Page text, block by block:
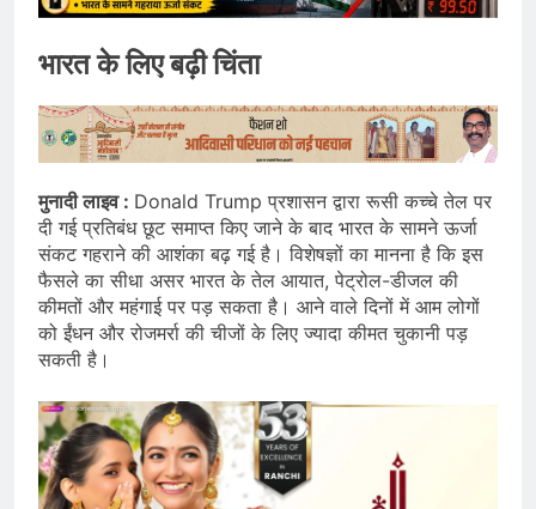
भारत के लिए बढ़ी चिंता
मुनादी लाइव : Donald Trump प्रशासन द्वारा रूसी कच्चे तेल पर
दी गई प्रतिबंध छूट समाप्त किए जाने के बाद भारत के सामने ऊर्जा
संकट गहराने की आशंका बढ़ गई है। विशेषज्ञों का मानना है कि इस
फैसले का सीधा असर भारत के तेल आयात, पेट्रोल-डीजल की
कीमतों और महंगाई पर पड़ सकता है। आने वाले दिनों में आम लोगों
को ईंधन और रोजमर्रा की चीजों के लिए ज्यादा कीमत चुकानी पड़
सकती है।